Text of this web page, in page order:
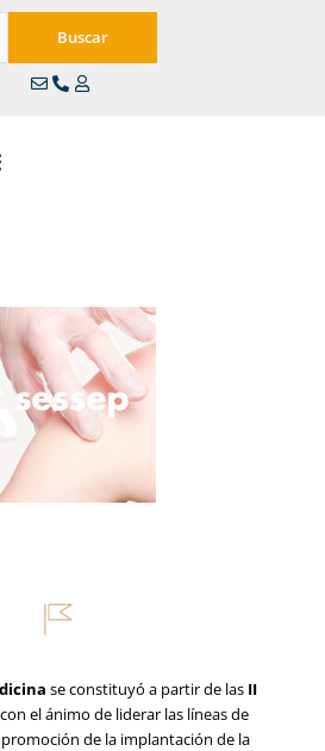
Buscar
se constituyó a partir de las II
con el ánimo de liderar las líneas de
de la implantación de la